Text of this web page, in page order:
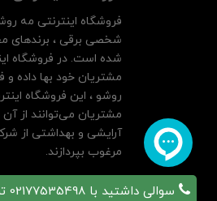
سوالی داشتید با 02177535498 تماس بگیرید - ساعات پاسخگویی 10 تا 21
فروشگاه اینترنتی مه‌
شخصی برقی ، برندهای
شده است. در فروشگاه
روشو ، این فروشگاه
مشتریان می‌توانند از
آرایشی و بهداشتی از
مرغوب بپردازند.